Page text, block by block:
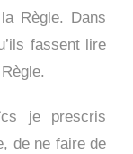
Règle. Dans
fassent lire
je prescris
de ne faire de